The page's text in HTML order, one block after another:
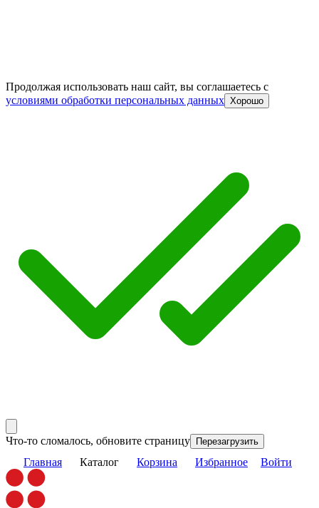
Продолжая использовать наш сайт, вы соглашаетесь c
условиями обработки персональных данных Хорошо
Что-то сломалось, обновите страницу Перезагрузить
Главная Каталог Корзина Избранное Войти